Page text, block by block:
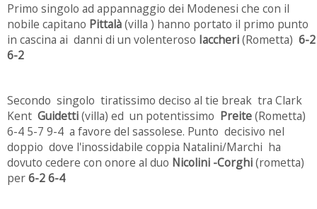
Primo singolo ad appannaggio dei Modenesi che con il
nobile capitano Pittalà(villa ) hanno portato il primo punto
in cascina ai danni di un volenteroso Iaccheri(Rometta) 6-2
6-2
Secondo singolo tiratissimo deciso al tie break tra Clark
Kent Guidetti(villa) ed un potentissimo Preite(Rometta)
6-4 5-7 9-4 a favore del sassolese. Punto decisivo nel
doppio dove l'inossidabile coppia Natalini/Marchi ha
dovuto cedere con onore al duo Nicolini -Corghi(rometta)
per6-2 6-4